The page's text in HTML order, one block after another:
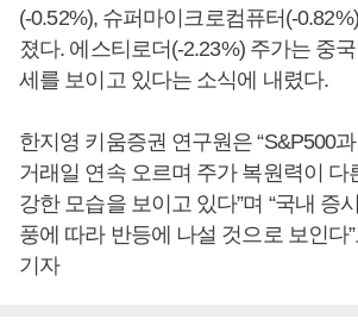
(-0.52%), 슈퍼마이크로컴퓨터(-
졌다. 에스티로더(-2.23%) 주가는 중
세를 보이고 있다는 소식에 내렸다.
한지영 키움증권 연구원은 “S&P500
거래일 연속 오르며 주가 복원력이 다
강한 모습을 보이고 있다”며 “국내 증
풍에 따라 반등에 나설 것으로 보인다
기자